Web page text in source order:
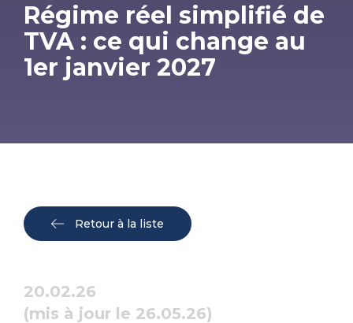
Régime réel simplifié de
TVA : ce qui change au
1er janvier 2027
Retour à la liste
20.02.26
(mis à jour le 26.05.26)